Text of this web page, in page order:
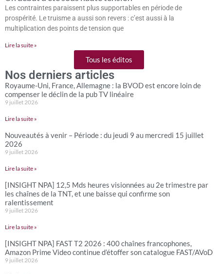
Les contraintes paraissent plus supportables en période de
prospérité. Le truisme a aussi son revers : c’est aussi à la
multiplication des points de tension que
Lire la suite »
Tous les éditos
Nos derniers articles
Royaume-Uni, France, Allemagne : la BVOD est encore loin de
compenser le déclin de la pub TV linéaire
9 juillet 2026
Lire la suite »
Nouveautés à venir – Période : du jeudi 9 au mercredi 15 juillet
2026
9 juillet 2026
Lire la suite »
[INSIGHT NPA] 12,5 Mds heures visionnées au 2e trimestre par
les chaînes de la TNT, et une baisse qui confirme son
ralentissement
9 juillet 2026
Lire la suite »
[INSIGHT NPA] FAST T2 2026 : 400 chaînes francophones,
Amazon Prime Video continue d’étoffer son catalogue FAST/AVoD
9 juillet 2026